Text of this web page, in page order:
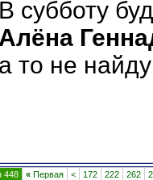
В субботу
Алёна
а то не
448 « Первая < 172 222 262